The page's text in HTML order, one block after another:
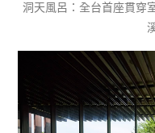
洞天風呂：全台首座貫穿